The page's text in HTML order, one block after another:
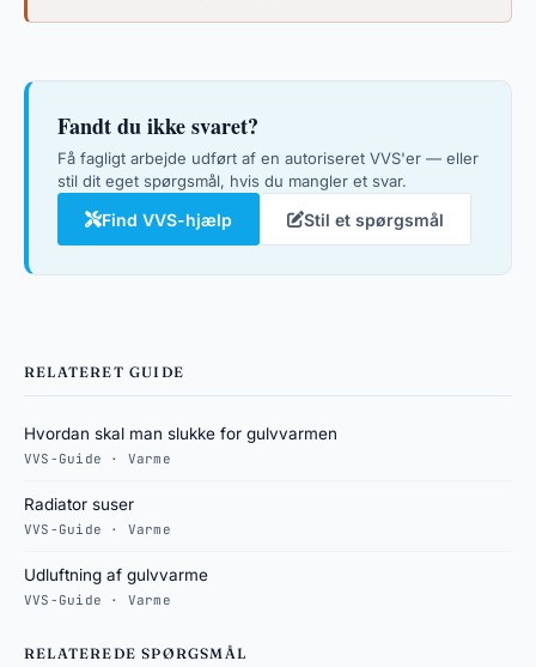
Fandt du ikke svaret?
Få fagligt arbejde udført af en autoriseret VVS'er — eller
stil dit eget spørgsmål, hvis du mangler et svar.
Find VVS-hjælp Stil et spørgsmål
RELATERET GUIDE
Hvordan skal man slukke for gulvvarmen
VVS-Guide · Varme
Radiator suser
VVS-Guide · Varme
Udluftning af gulvvarme
VVS-Guide · Varme
RELATEREDE SPØRGSMÅL